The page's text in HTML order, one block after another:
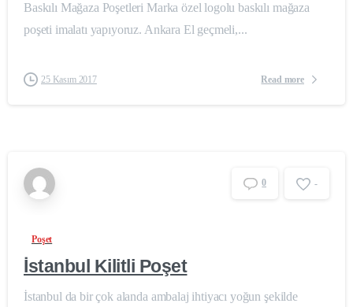
Baskılı Mağaza Poşetleri Marka özel logolu baskılı mağaza
poşeti imalatı yapıyoruz. Ankara El geçmeli,...
25 Kasım 2017 Read more
0 -
Poşet
İstanbul Kilitli Poşet
İstanbul da bir çok alanda ambalaj ihtiyacı yoğun şekilde